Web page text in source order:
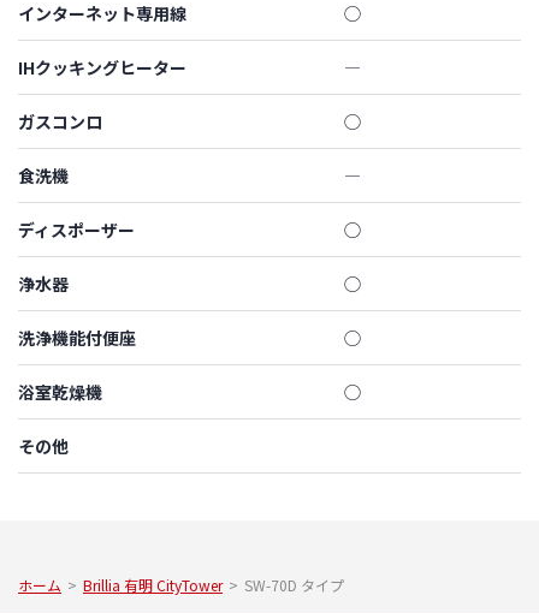
インターネット専用線 ◯
IHクッキングヒーター ―
ガスコンロ ◯
食洗機 ―
ディスポーザー ◯
浄水器 ◯
洗浄機能付便座 ◯
浴室乾燥機 ◯
その他
ホーム > Brillia 有明 CityTower > SW-70D タイプ